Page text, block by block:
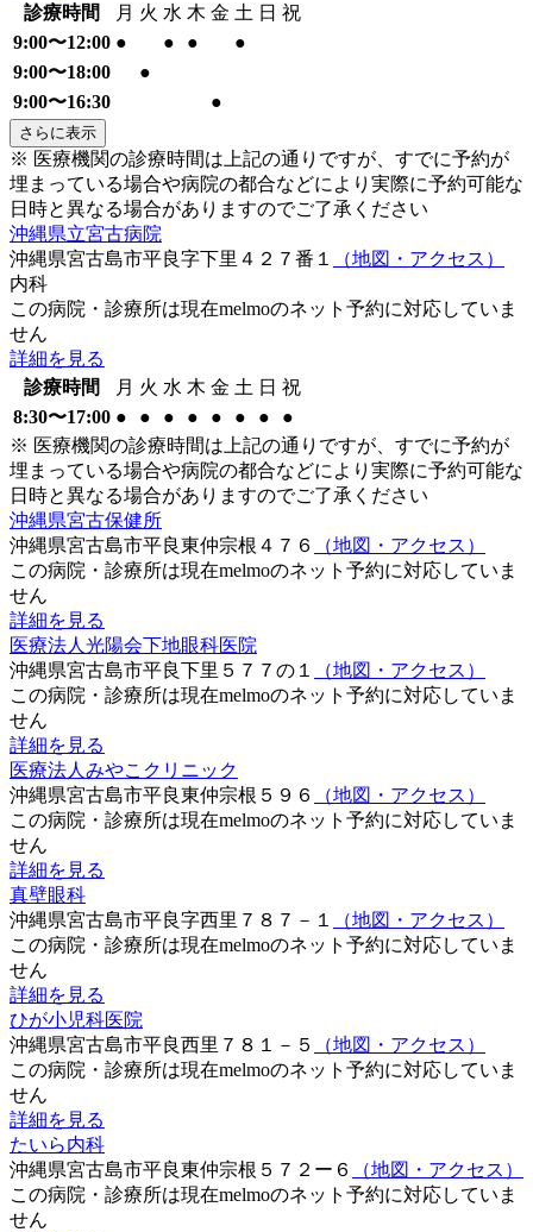
診療時間
月 火 水 木 金 土 日 祝
9:00〜12:00 ● ● ●
●
9:00〜18:00
●
9:00〜16:30
●
さらに表示
※ 医療機関の診療時間は上記の通りですが、すでに予約が
埋まっている場合や病院の都合などにより実際に予約可能な
日時と異なる場合がありますのでご了承ください
沖縄県立宮古病院
沖縄県宮古島市平良字下里４２７番１
（地図・アクセス）
内科
この病院・診療所は現在melmoのネット予約に対応していま
せん
詳細を見る
診療時間
月 火 水 木 金 土 日 祝
8:30〜17:00 ● ● ● ● ● ● ●
●
※ 医療機関の診療時間は上記の通りですが、すでに予約が
埋まっている場合や病院の都合などにより実際に予約可能な
日時と異なる場合がありますのでご了承ください
沖縄県宮古保健所
沖縄県宮古島市平良東仲宗根４７６
（地図・アクセス）
この病院・診療所は現在melmoのネット予約に対応していま
せん
詳細を見る
医療法人光陽会下地眼科医院
沖縄県宮古島市平良下里５７７の１
（地図・アクセス）
この病院・診療所は現在melmoのネット予約に対応していま
せん
詳細を見る
医療法人みやこクリニック
沖縄県宮古島市平良東仲宗根５９６
（地図・アクセス）
この病院・診療所は現在melmoのネット予約に対応していま
せん
詳細を見る
真壁眼科
沖縄県宮古島市平良字西里７８７－１
（地図・アクセス）
この病院・診療所は現在melmoのネット予約に対応していま
せん
詳細を見る
ひが小児科医院
沖縄県宮古島市平良西里７８１－５
（地図・アクセス）
この病院・診療所は現在melmoのネット予約に対応していま
せん
詳細を見る
たいら内科
沖縄県宮古島市平良東仲宗根５７２ー６
（地図・アクセス）
この病院・診療所は現在melmoのネット予約に対応していま
せん